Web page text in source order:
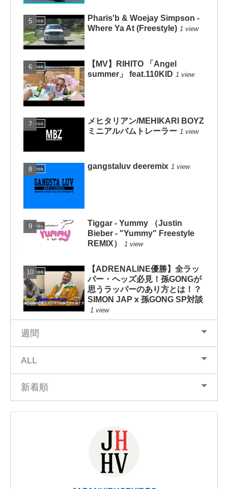
Videos
Pharis'b & Woejay Simpson -
Where Ya At (Freestyle) 1 view
Videos
【MV】RIHITO 「Angel
summer」 feat.110KID 1 view
Videos
メヒタリアン/MEHIKARI BOYZ
ミニアルバムトレーラー 1 view
Videos gangstaluv deeremix 1 view
Videos
Tiggar - Yummy （Justin
Bieber - "Yummy" Freestyle
REMIX）
1 view
Videos
【ADRENALINE優勝】全ラッ
パー・ヘッズ必見！孫GONGが
思うラッパーのあり方とは！？
SIMON JAP x 孫GONG SP対談
1 view
週間
ALL
新着順